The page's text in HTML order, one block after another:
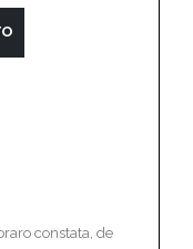
constata, de